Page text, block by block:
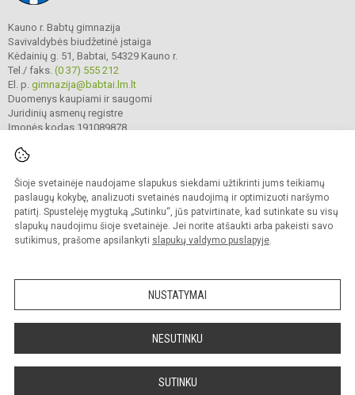
Šioje svetainėje naudojame slapukus siekdami užtikrinti jums teikiamų
paslaugų kokybę, analizuoti svetainės naudojimą ir optimizuoti naršymo
patirtį. Spustelėję mygtuką „Sutinku“, jūs patvirtinate, kad sutinkate su visų
slapukų naudojimu šioje svetainėje. Jei norite atšaukti arba pakeisti savo
sutikimus, prašome apsilankyti slapukų valdymo puslapyje.
NUSTATYMAI
NESUTINKU
SUTINKU
Kauno r. Babtų gimnazija
Savivaldybės biudžetinė įstaiga
Kėdainių g. 51, Babtai, 54329 Kauno r.
Tel./ faks. (0 37) 555 212
El. p. gimnazija@babtai.lm.lt
Duomenys kaupiami ir saugomi
Juridinių asmenų registre
Įmonės kodas 191089878
© 2025. Kauno r. Babtų gimnazija. Visos teisės saugomos.
Kopijuoti turinį be raštiško gimnazijos sutikimo griežtai draudžiama.
Prieinamumo paraiška Slapukų politika
Sumanus būdas atnaujinti